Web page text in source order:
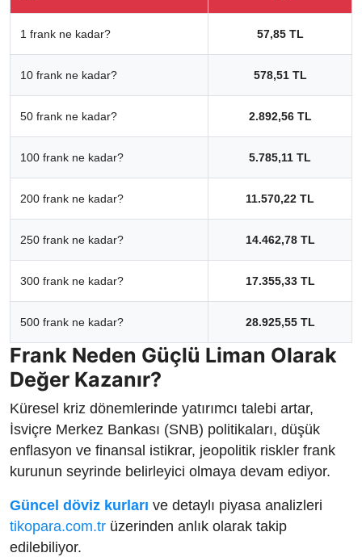
1 frank ne kadar? 57,85 TL
10 frank ne kadar? 578,51 TL
50 frank ne kadar? 2.892,56 TL
100 frank ne kadar? 5.785,11 TL
200 frank ne kadar? 11.570,22 TL
250 frank ne kadar? 14.462,78 TL
300 frank ne kadar? 17.355,33 TL
500 frank ne kadar? 28.925,55 TL
Frank Neden Güçlü Liman Olarak
Değer Kazanır?
Küresel kriz dönemlerinde yatırımcı talebi artar,
İsviçre Merkez Bankası (SNB) politikaları, düşük
enflasyon ve finansal istikrar, jeopolitik riskler frank
kurunun seyrinde belirleyici olmaya devam ediyor.
Güncel döviz kurları ve detaylı piyasa analizleri
tikopara.com.tr üzerinden anlık olarak takip
edilebiliyor.